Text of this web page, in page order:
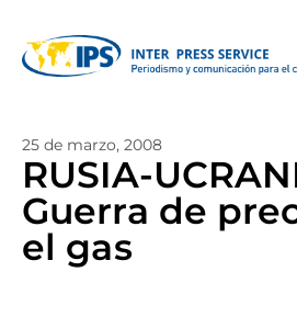
25 de marzo, 2008
RUSIA-
Guerra de
el gas